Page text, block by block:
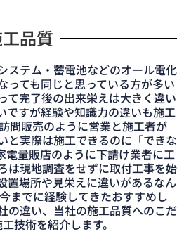
品質
ステム・蓄電池などのオール電化
っても同じと思っている方が多い
て完了後の出来栄えは大きく違い
ですが経験や知識力の違いも施工
問販売のように営業と施工者が
と実際は施工できるのに「できな
電量販店のように下請け業者に工
は現地調査をせずに取付工事を始
置場所や見栄えに違いがあるなん
までに経験してきたおすすめし
の違い、当社の施工品質へのこだ
技術を紹介します。